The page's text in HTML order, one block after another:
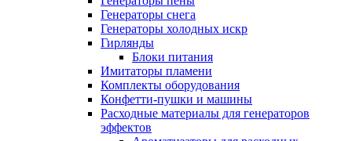
Генераторы снега
Генераторы холодных искр
Гирлянды
Блоки питания
Имитаторы пламени
Комплекты оборудования
Конфетти-пушки и машины
Расходные материалы для генераторов
эффектов